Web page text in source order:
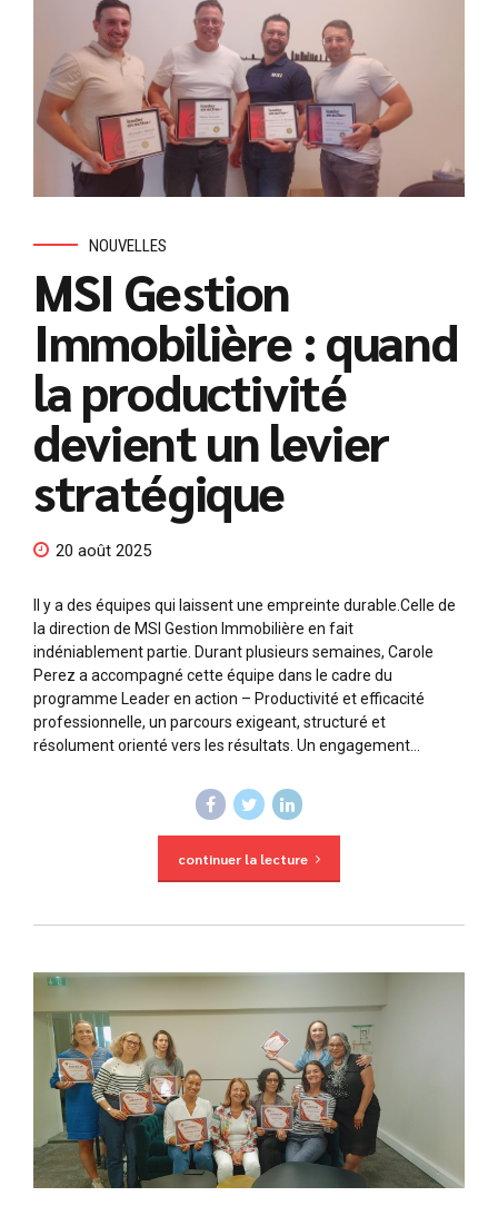
NOUVELLES
MSI Gestion
Immobilière : quand
la productivité
devient un levier
stratégique
20 août 2025
Il y a des équipes qui laissent une empreinte durable.Celle de
la direction de MSI Gestion Immobilière en fait
indéniablement partie. Durant plusieurs semaines, Carole
Perez a accompagné cette équipe dans le cadre du
programme Leader en action – Productivité et efficacité
professionnelle, un parcours exigeant, structuré et
résolument orienté vers les résultats. Un engagement...
continuer la lecture